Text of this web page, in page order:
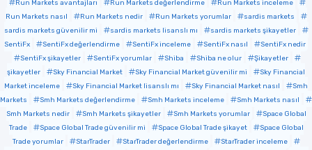
Run Markets avantajları
Run Markets değerlendirme
Run Markets inceleme
Run Markets nasıl
Run Markets nedir Run Markets yorumlar
sardis markets
sardis markets güvenilir mi
sardis markets lisanslı mı
sardis markets şikayetler
SentiFx
SentiFx değerlendirme SentiFx inceleme SentiFx nasıl
SentiFx nedir
SentiFx şikayetler
SentiFx yorumlar Shiba Shiba ne olur
Şikayetler
şikayetler
Sky Financial Market Sky Financial Market güvenilir mi
Sky Financial
Market inceleme
Sky Financial Market lisanslı mı Sky Financial Market nasıl
Smh
Markets
Smh Markets değerlendirme Smh Markets inceleme
Smh Markets nasıl
Smh Markets nedir
Smh Markets şikayetler Smh Markets yorumlar
Space Global
Trade
Space Global Trade güvenilir mi Space Global Trade şikayet
Space Global
Trade yorumlar
StarTrader StarTrader değerlendirme
StarTrader inceleme